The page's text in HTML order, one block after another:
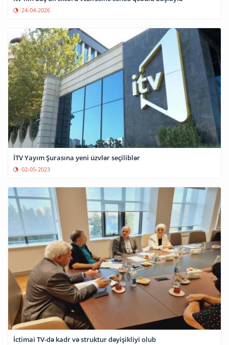
24-04-2026
İTV Yayım Şurasına yeni üzvlər seçiliblər
02-05-2023
İctimai TV-də kadr və struktur dəyişikliyi olub